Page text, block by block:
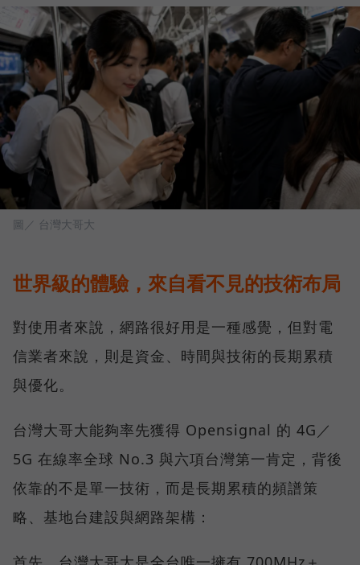
圖／ 台灣大哥大
世界級的體驗，來自看不見的技術布局
對使用者來說，網路很好用是一種感覺，但對電
信業者來說，則是資金、時間與技術的長期累積
與優化。
台灣大哥大能夠率先獲得 Opensignal 的 4G／
5G 在線率全球 No.3 與六項台灣第一肯定，背後
依靠的不是單一技術，而是長期累積的頻譜策
略、基地台建設與網路架構：